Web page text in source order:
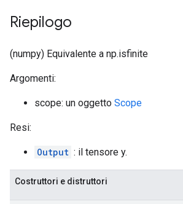
Riepilogo
(numpy) Equivalente a np.isfinite
Argomenti:
scope: un oggetto Scope
Resi:
Output : il tensore y.
Costruttori e distruttori